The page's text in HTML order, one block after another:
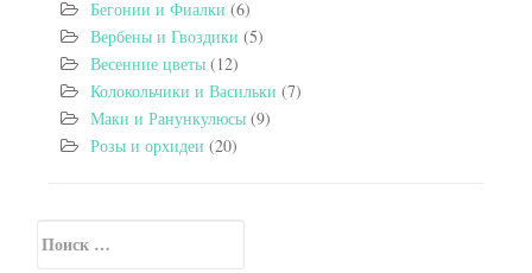
Бегонии и Фиалки (6)
Вербены и Гвоздики (5)
Весенние цветы (12)
Колокольчики и Васильки (7)
Маки и Ранункулюсы (9)
Розы и орхидеи (20)
Secondary Sidebar
Искать: